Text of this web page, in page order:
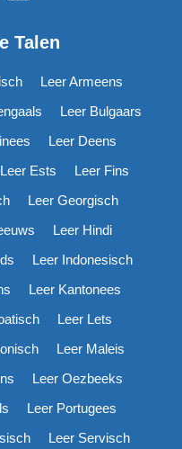
Talen
Leer Armeens
Leer Bulgaars
Leer Deens
Leer Ests
Leer Fins
Leer Georgisch
Leer Hindi
Leer Indonesisch
Leer Kantonees
Leer Lets
Leer Maleis
Leer Oezbeeks
Leer Portugees
Leer Servisch